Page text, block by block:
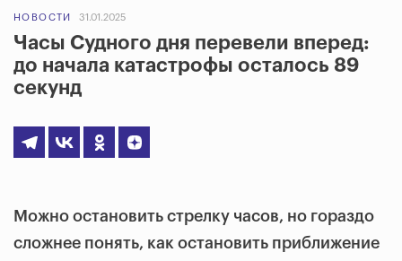
НОВОСТИ 31.01.2025
Часы Судного дня перевели вперед:
до начала катастрофы осталось 89
секунд
Можно остановить стрелку часов, но гораздо
сложнее понять, как остановить приближение